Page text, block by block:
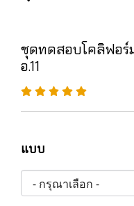
ชุดทดสอบโคลิฟอร์
อ.11
แบบ